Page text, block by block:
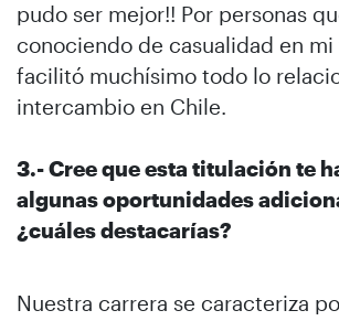
pudo ser mejor!! Por personas
conociendo de casualidad en mi
facilitó muchísimo todo lo
intercambio en Chile.
3.- Cree que esta titulación te
algunas oportunidades
¿cuáles destacarías?
Nuestra carrera se caracteriza